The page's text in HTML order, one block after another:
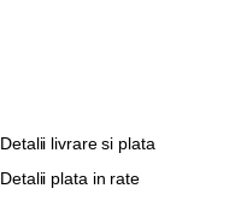
Detalii livrare si plata
Detalii plata in rate